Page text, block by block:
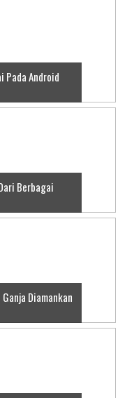
Pada Android
Berbagai
Diamankan